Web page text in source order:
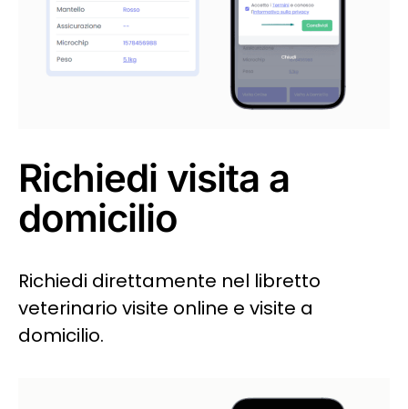
Richiedi visita a
domicilio
Richiedi direttamente nel libretto
veterinario visite online e visite a
domicilio.